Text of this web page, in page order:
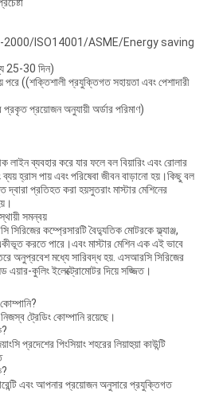
2000/ISO14001/ASME/Energy saving
25-30 দিন)
((শক্তিশালী প্রযুক্তিগত সহায়তা এবং পেশাদারী
প্রয়োজন অনুযায়ী অর্ডার পরিমাণ)
লাইন ব্যবহার করে যার ফলে বল বিয়ারিং এবং রোলার
ব্যয় হ্রাস পায় এবং পরিষেবা জীবন বাড়ানো হয়।কিছু বল
দ্বারা প্রতিহত করা হয়সুতরাং মাস্টার মেশিনের
সমন্বয়
কম্প্রেসারটি বৈদ্যুতিক মোটরকে ফ্ল্যাঞ্জ,
একীভূত করতে পারে।এবং মাস্টার মেশিন এক এই ভাবে
অনুপ্রবেশ মধ্যে সারিবদ্ধ হয়. এসআরসি সিরিজের
এয়ার-কুলিং ইলেক্ট্রোমোটর দিয়ে সজ্জিত।
ট্রেডিং কোম্পানি রয়েছে।
প্রদেশের পিংসিয়াং শহরের লিয়াহুয়া কাউন্টি
এবং আপনার প্রয়োজন অনুসারে প্রযুক্তিগত